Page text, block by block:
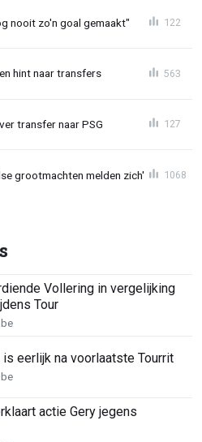
nooit zo'n goal gemaakt" 122
hint naar transfers 563
transfer naar PSG 127
grootmachten melden zich' 1068
Vollering in vergelijking
Tour
eerlijk na voorlaatste Tourrit
actie Gery jegens